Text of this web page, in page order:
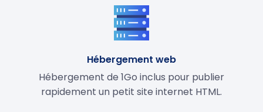
Hébergement web
Hébergement de 1Go inclus pour publier
rapidement un petit site internet HTML.